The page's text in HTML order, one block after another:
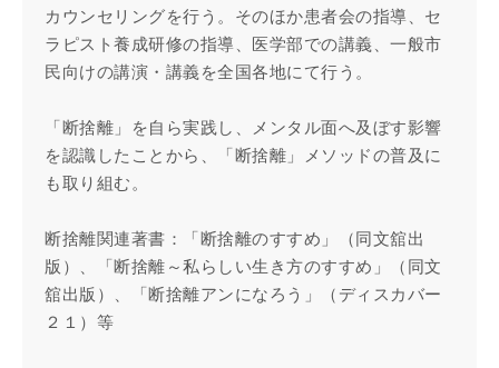
カウンセリングを行う。そのほか患者会の指導、セ
ラピスト養成研修の指導、医学部での講義、一般市
民向けの講演・講義を全国各地にて行う。
「断捨離」を自ら実践し、メンタル面へ及ぼす影響
を認識したことから、「断捨離」メソッドの普及に
も取り組む。
断捨離関連著書：「断捨離のすすめ」（同文舘出
版）、「断捨離～私らしい生き方のすすめ」（同文
舘出版）、「断捨離アンになろう」（ディスカバー
２１）等